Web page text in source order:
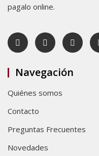
pagalo online.
Navegación
Quiénes somos
Contacto
Preguntas Frecuentes
Novedades